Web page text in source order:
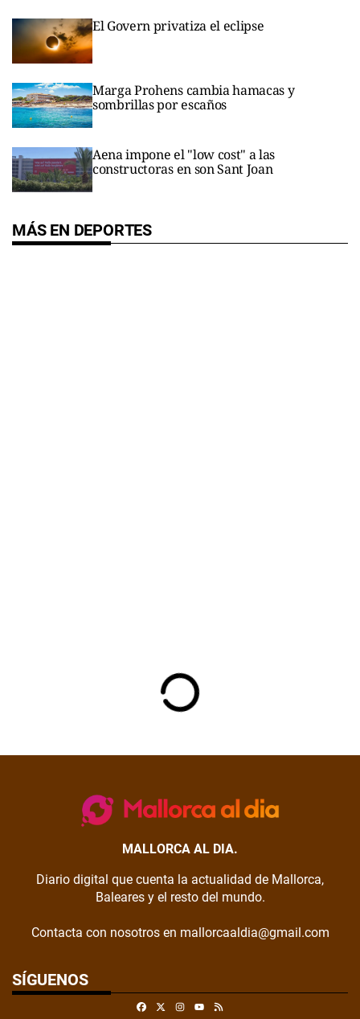
El Govern privatiza el eclipse
Marga Prohens cambia hamacas y
sombrillas por escaños
Aena impone el "low cost" a las
constructoras en son Sant Joan
MÁS EN DEPORTES
MALLORCA AL DIA.
Diario digital que cuenta la actualidad de Mallorca,
Baleares y el resto del mundo.
Contacta con nosotros en mallorcaaldia@gmail.com
SÍGUENOS
FacebookInstagram